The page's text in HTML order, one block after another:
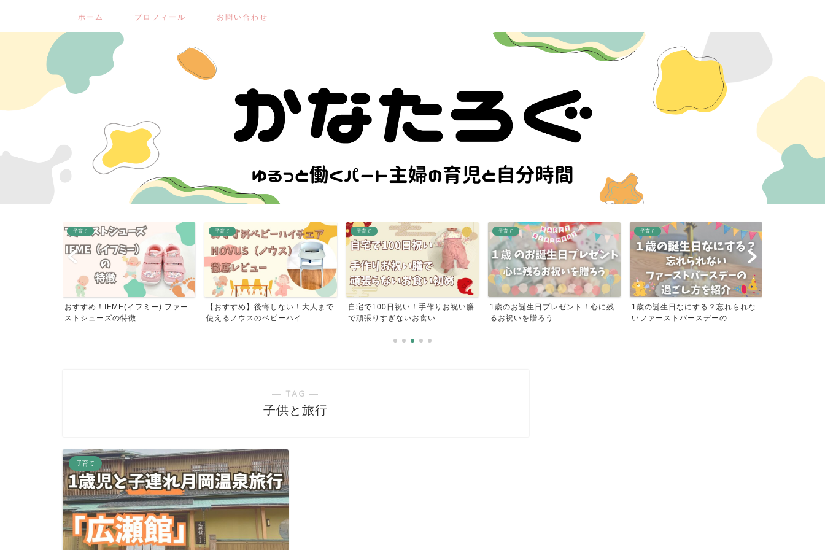
ホーム プロフィール お問い合わせ
子育て
おすすめ！IFME(イフミー) ファー
ストシューズの特徴...
子育て
【おすすめ】後悔しない！大人まで
使えるノウスのベビーハイ...
子育て
自宅で100日祝い！手作りお祝い膳
で頑張りすぎないお食い...
子育て
1歳のお誕生日プレゼント！心に残
るお祝いを贈ろう
子育て
1歳の誕生日なにする？忘れられな
いファーストバースデーの...
― TAG ―
子供と旅行
子育て